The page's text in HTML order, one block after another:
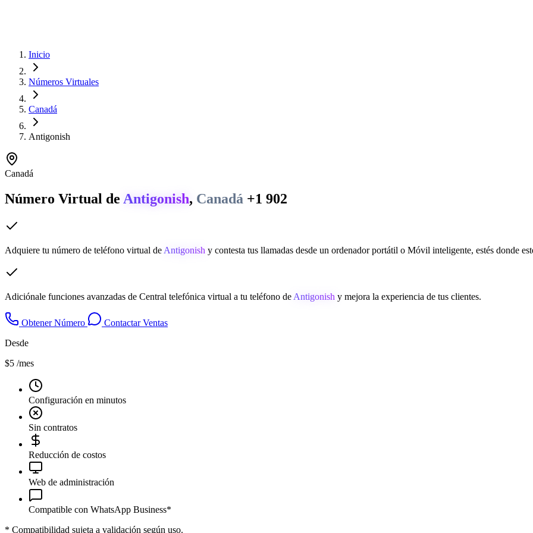
Inicio
Números Virtuales
Canadá
Antigonish
Canadá
Número Virtual de Antigonish, Canadá +1 902
Adquiere tu número de teléfono virtual de Antigonish y contesta tus llamadas desde un ordenador portátil o Móvil inteligente, estés donde
Adiciónale funciones avanzadas de Central telefónica virtual a tu teléfono de Antigonish y mejora la experiencia de tus clientes.
Obtener Número
Contactar Ventas
Desde
$5 /mes
Configuración en minutos
Sin contratos
Reducción de costos
Web de administración
Compatible con WhatsApp Business*
* Compatibilidad sujeta a validación según uso.